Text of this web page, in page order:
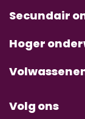
Secundair
Hoger
Volg ons